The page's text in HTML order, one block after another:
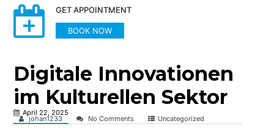
GET APPOINTMENT
BOOK NOW
Digitale Innovationen
im Kulturellen Sektor
April 22, 2025
johan1233 No Comments Uncategorized